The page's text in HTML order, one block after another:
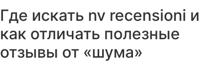
Где искать nv recensioni и
как отличать полезные
отзывы от «шума»